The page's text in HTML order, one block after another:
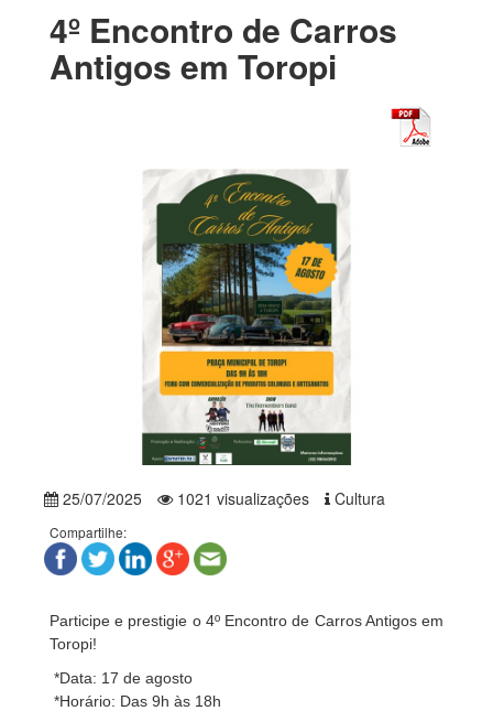
4º Encontro de Carros
Antigos em Toropi
25/07/2025 1021 visualizações Cultura
Compartilhe:
Participe e prestigie o 4º Encontro de Carros Antigos em
Toropi!
*Data: 17 de agosto
*Horário: Das 9h às 18h